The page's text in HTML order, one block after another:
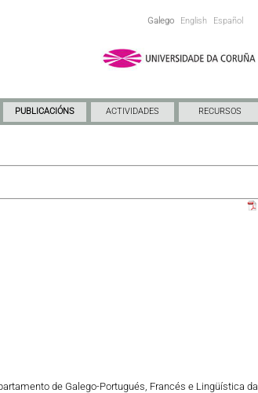
Galego English Español
PUBLICACIÓNS ACTIVIDADES RECURSOS
de Galego-Portugués, Francés e Lingüística da